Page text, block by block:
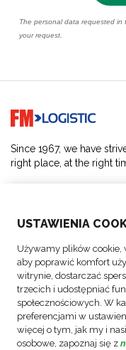
USTAWIENIA
Używamy plików cookie,
aby poprawić komfort
witrynie, dostarczać
trzecich i udostępniać
społecznościowych. W
preferencjami w
więcej o tym, jak my i
osobowe, zapoznaj się z
Go to home page
Since 1967, we have
right place, at the right
ABOUT US
ACTIVITIES
FOLLOW US